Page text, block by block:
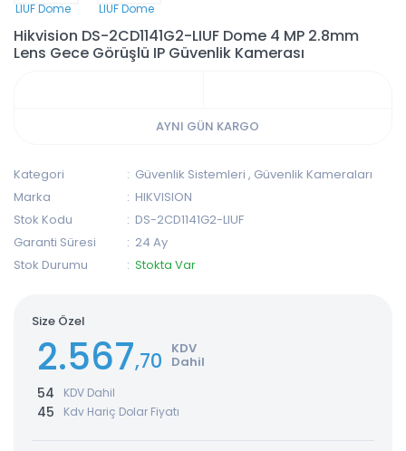
Hikvision DS-2CD1141G2-LIUF Dome 4 MP 2.8mm
Lens Gece Görüşlü IP Güvenlik Kamerası
AYNI GÜN KARGO
Kategori Güvenlik Sistemleri , Güvenlik Kameraları
Marka
HIKVISION
Stok Kodu
DS-2CD1141G2-LIUF
Garanti Süresi
24 Ay
Stok Durumu
Stokta Var
Size Özel
2.567,70 KDV
Dahil
54 KDV Dahil
45 Kdv Hariç Dolar Fiyatı